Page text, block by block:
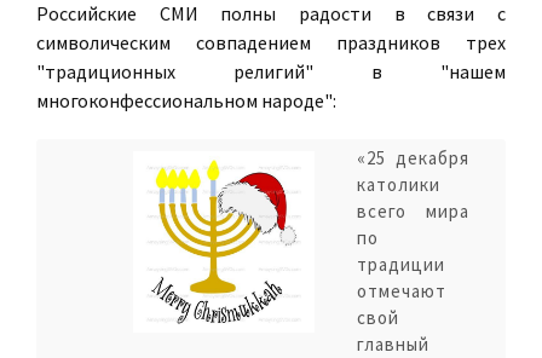
Российские СМИ полны радости в связи с
символическим совпадением праздников трех
"традиционных религий" в "нашем
многоконфессиональном народе":
«25 декабря
католики
всего мира
по
традиции
отмечают
свой
главный